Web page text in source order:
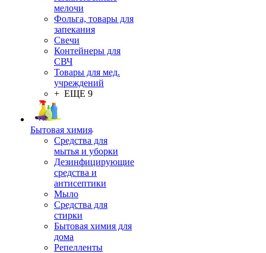
мелочи
Фольга, товары для
запекания
Свечи
Контейнеры для
СВЧ
Товары для мед.
учреждений
+ ЕЩЕ 9
Бытовая химия
Средства для
мытья и уборки
Дезинфицирующие
средства и
антисептики
Мыло
Средства для
стирки
Бытовая химия для
дома
Репелленты